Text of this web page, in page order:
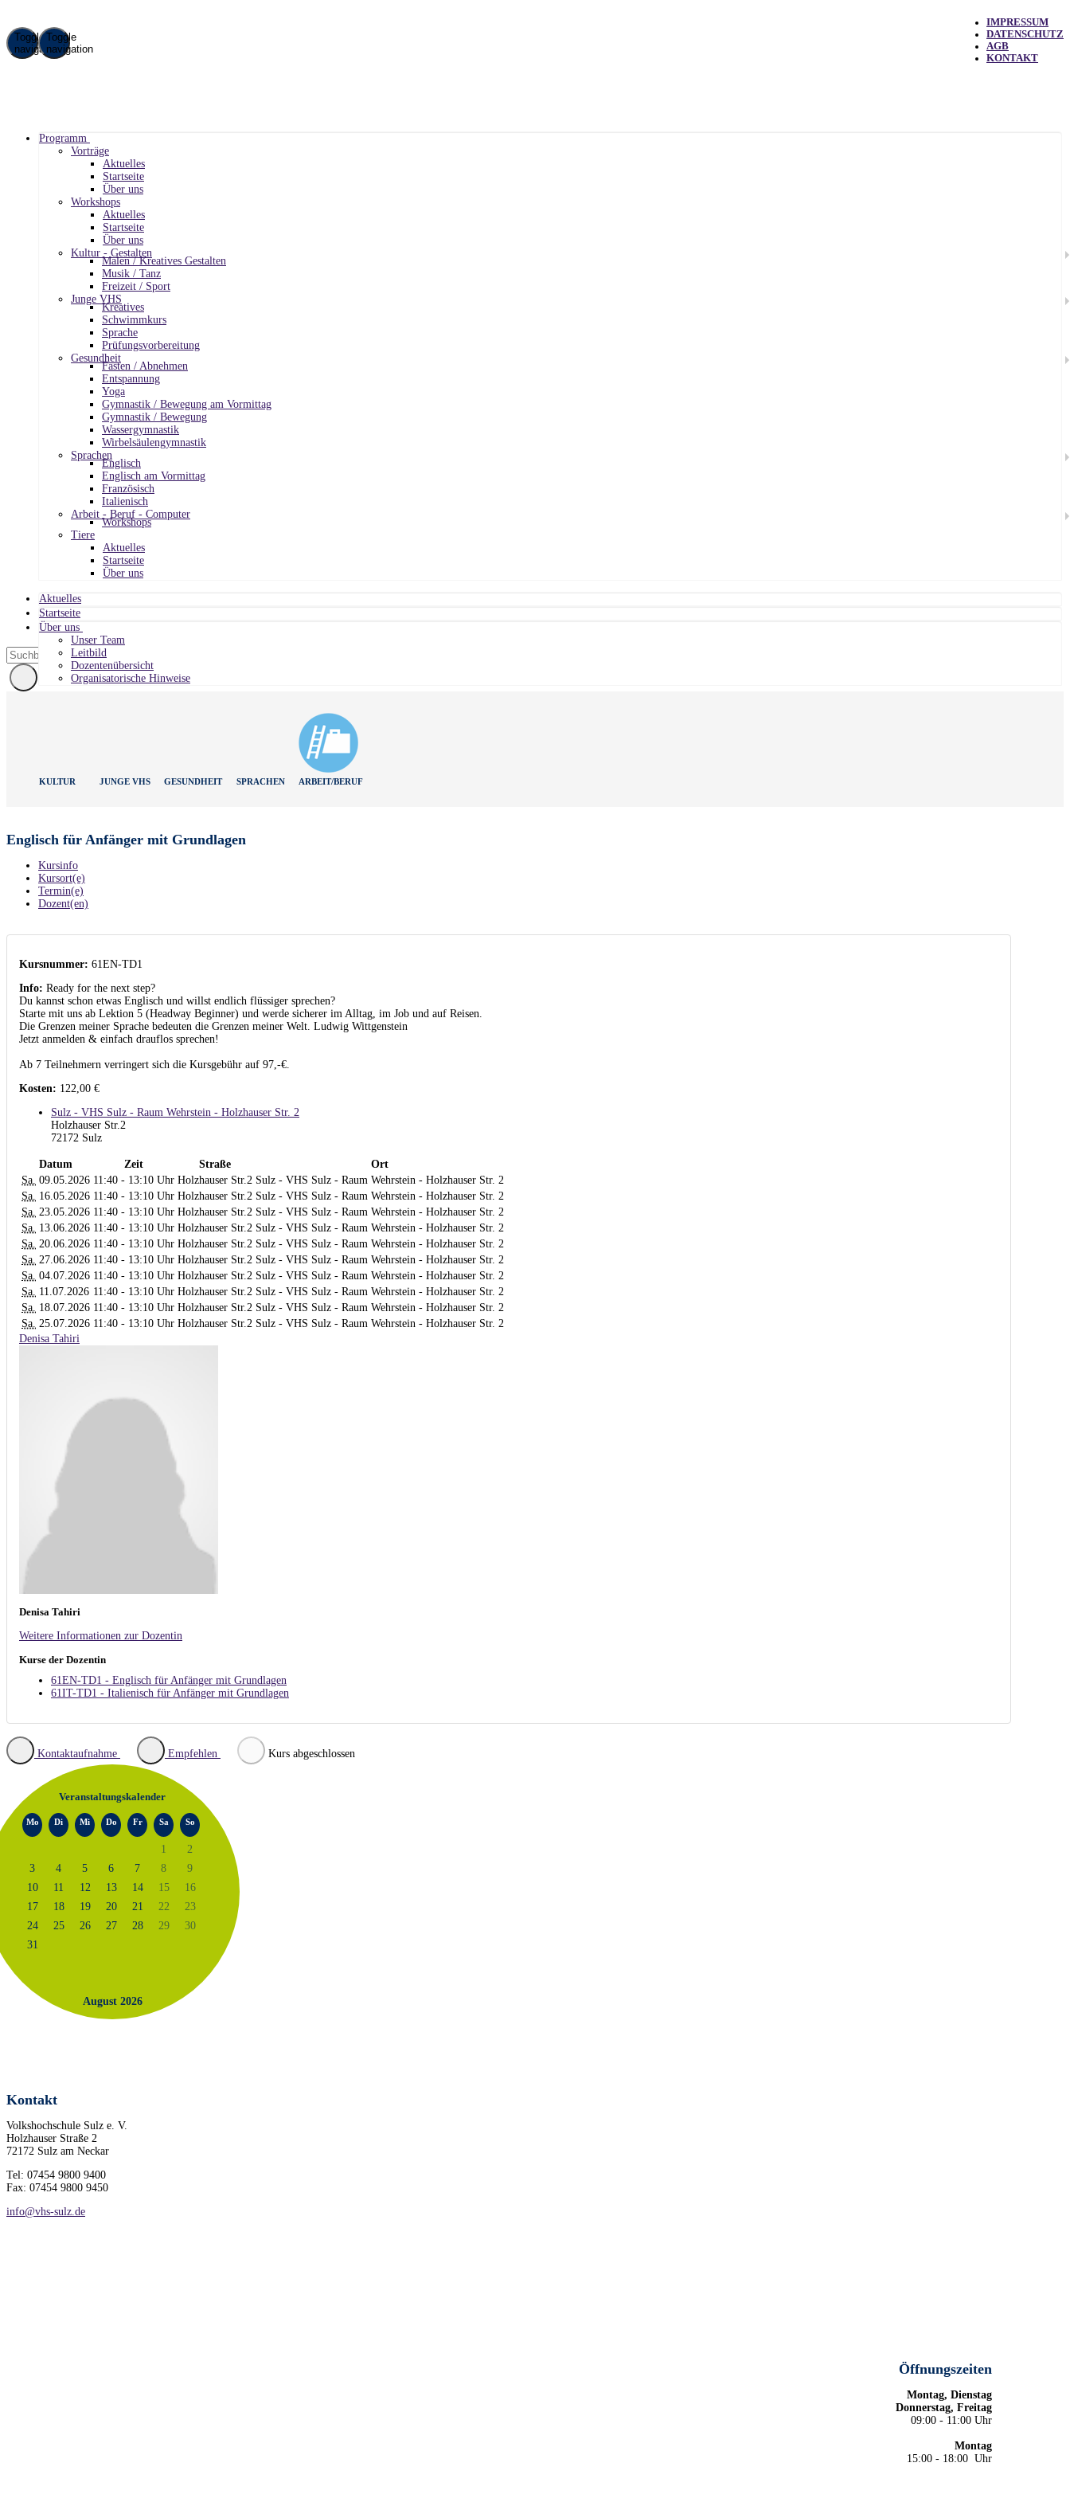
IMPRESSUM
DATENSCHUTZ
AGB
KONTAKT
Toggle
navigation
Toggle
navigation
Programm
Vorträge
Aktuelles
Startseite
Über uns
Workshops
Aktuelles
Startseite
Über uns
Kultur - Gestalten
Malen / Kreatives Gestalten
Musik / Tanz
Freizeit / Sport
Junge VHS
Kreatives
Schwimmkurs
Sprache
Prüfungsvorbereitung
Gesundheit
Fasten / Abnehmen
Entspannung
Yoga
Gymnastik / Bewegung am Vormittag
Gymnastik / Bewegung
Wassergymnastik
Wirbelsäulengymnastik
Sprachen
Englisch
Englisch am Vormittag
Französisch
Italienisch
Arbeit - Beruf - Computer
Workshops
Tiere
Aktuelles
Startseite
Über uns
Aktuelles
Startseite
Über uns
Unser Team
Leitbild
Dozentenübersicht
Organisatorische Hinweise
KULTUR JUNGE VHS GESUNDHEIT SPRACHEN ARBEIT/BERUF
Englisch für Anfänger mit Grundlagen
Kursinfo
Kursort(e)
Termin(e)
Dozent(en)
Kursnummer: 61EN-TD1
Info: Ready for the next step?
Du kannst schon etwas Englisch und willst endlich flüssiger sprechen?
Starte mit uns ab Lektion 5 (Headway Beginner) und werde sicherer im Alltag, im Job und auf Reisen.
Die Grenzen meiner Sprache bedeuten die Grenzen meiner Welt. Ludwig Wittgenstein
Jetzt anmelden & einfach drauflos sprechen!
Ab 7 Teilnehmern verringert sich die Kursgebühr auf 97,-€.
Kosten: 122,00 €
Sulz - VHS Sulz - Raum Wehrstein - Holzhauser Str. 2
Holzhauser Str.2
72172 Sulz
Datum Zeit Straße
Ort
Sa. 09.05.2026 11:40 - 13:10 Uhr Holzhauser Str.2 Sulz - VHS Sulz - Raum Wehrstein - Holzhauser Str. 2
Sa. 16.05.2026 11:40 - 13:10 Uhr Holzhauser Str.2 Sulz - VHS Sulz - Raum Wehrstein - Holzhauser Str. 2
Sa. 23.05.2026 11:40 - 13:10 Uhr Holzhauser Str.2 Sulz - VHS Sulz - Raum Wehrstein - Holzhauser Str. 2
Sa. 13.06.2026 11:40 - 13:10 Uhr Holzhauser Str.2 Sulz - VHS Sulz - Raum Wehrstein - Holzhauser Str. 2
Sa. 20.06.2026 11:40 - 13:10 Uhr Holzhauser Str.2 Sulz - VHS Sulz - Raum Wehrstein - Holzhauser Str. 2
Sa. 27.06.2026 11:40 - 13:10 Uhr Holzhauser Str.2 Sulz - VHS Sulz - Raum Wehrstein - Holzhauser Str. 2
Sa. 04.07.2026 11:40 - 13:10 Uhr Holzhauser Str.2 Sulz - VHS Sulz - Raum Wehrstein - Holzhauser Str. 2
Sa. 11.07.2026 11:40 - 13:10 Uhr Holzhauser Str.2 Sulz - VHS Sulz - Raum Wehrstein - Holzhauser Str. 2
Sa. 18.07.2026 11:40 - 13:10 Uhr Holzhauser Str.2 Sulz - VHS Sulz - Raum Wehrstein - Holzhauser Str. 2
Sa. 25.07.2026 11:40 - 13:10 Uhr Holzhauser Str.2 Sulz - VHS Sulz - Raum Wehrstein - Holzhauser Str. 2
Denisa Tahiri
Denisa Tahiri
Weitere Informationen zur Dozentin
Kurse der Dozentin
61EN-TD1 - Englisch für Anfänger mit Grundlagen
61IT-TD1 - Italienisch für Anfänger mit Grundlagen
Kontaktaufnahme Empfehlen Kurs abgeschlossen
Veranstaltungskalender
Mo Di Mi Do Fr Sa So
1
2
3
4 5 6 7 8
9
10
11 12 13 14 15
16
17
18 19 20 21 22
23
24
25 26 27 28 29
30
31
August 2026
Kontakt
Volkshochschule Sulz e. V.
Holzhauser Straße 2
72172 Sulz am Neckar
Tel: 07454 9800 9400
Fax: 07454 9800 9450
info@vhs-sulz.de
Öffnungszeiten
Montag, Dienstag
Donnerstag, Freitag
09:00 - 11:00 Uhr
Montag
15:00 - 18:00 Uhr